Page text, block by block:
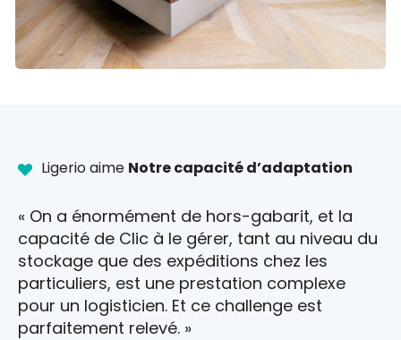
Ligerio aime Notre capacité d’adaptation
« On a énormément de hors-gabarit, et la
capacité de Clic à le gérer, tant au niveau du
stockage que des expéditions chez les
particuliers, est une prestation complexe
pour un logisticien. Et ce challenge est
parfaitement relevé. »